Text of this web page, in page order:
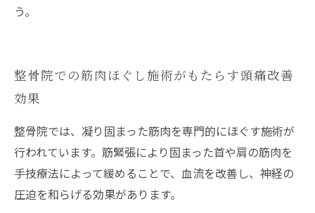
う。
整骨院での筋肉ほぐし施術がもたらす頭痛改善
効果
整骨院では、凝り固まった筋肉を専門的にほぐす施術が
行われています。筋緊張により固まった首や肩の筋肉を
手技療法によって緩めることで、血流を改善し、神経の
圧迫を和らげる効果があります。